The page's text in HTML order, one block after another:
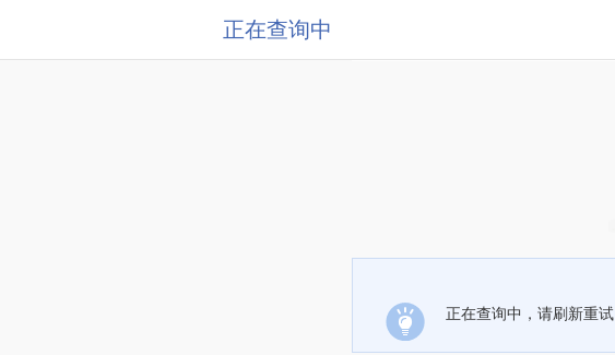
正在查询中
正在查询中，请刷新重试